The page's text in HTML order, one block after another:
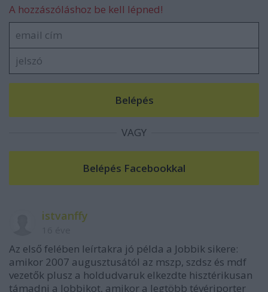
A hozzászóláshoz be kell lépned!
VAGY
istvanffy
Az első felében leírtakra jó példa a Jobbik sikere:
amikor 2007 augusztusától az mszp, szdsz és mdf
vezetők plusz a holdudvaruk elkezdte hisztérikusan
támadni a Jobbikot, amikor a legtöbb tévériporter